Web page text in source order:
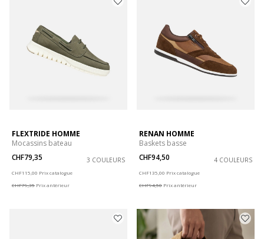
FLEXTRIDE HOMME
Mocassins bateau
CHF79,35
3 COULEURS
CHF115,00 Prix catalogue
CHF79,35 Prix antérieur
RENAN HOMME
Baskets basse
CHF94,50
4 COULEURS
CHF135,00 Prix catalogue
CHF94,50 Prix antérieur